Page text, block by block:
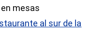
mesas
al sur de la